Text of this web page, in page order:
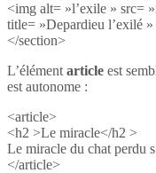
<img alt= »l’exile » src=
title= »Depardieu l’exilé »
</section>
L’élément article est
est autonome :
<article>
<h2 >Le miracle</h2 >
Le miracle du chat perdu
</article>